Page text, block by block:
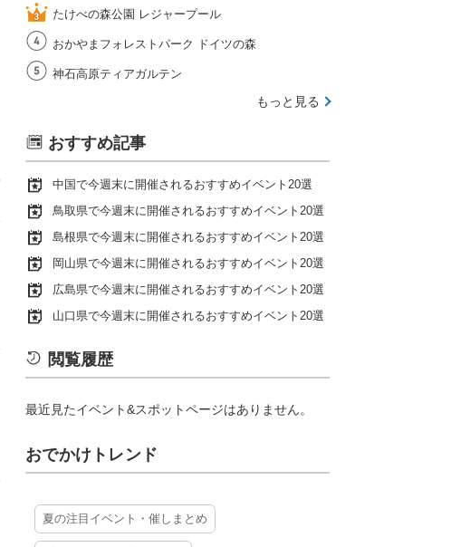
たけべの森公園 レジャープール
おかやまフォレストパーク ドイツの森
神石高原ティアガルテン
もっと見る
おすすめ記事
中国で今週末に開催されるおすすめイベント20選
鳥取県で今週末に開催されるおすすめイベント20選
島根県で今週末に開催されるおすすめイベント20選
岡山県で今週末に開催されるおすすめイベント20選
広島県で今週末に開催されるおすすめイベント20選
山口県で今週末に開催されるおすすめイベント20選
閲覧履歴
最近見たイベント&スポットページはありません。
おでかけトレンド
夏の注目イベント・催しまとめ